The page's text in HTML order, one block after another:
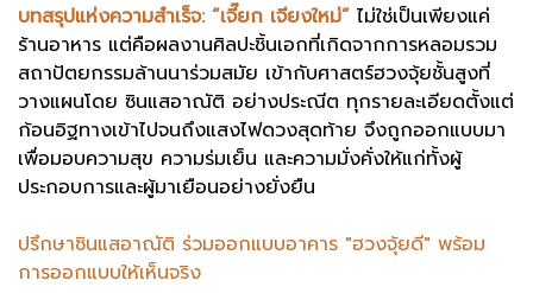
บทสรุปแห่งความสำเร็จ: “เจี๊ยก เจียงใหม่” ไม่ใช่เป็นเพียงแค่
ร้านอาหาร แต่คือผลงานศิลปะชิ้นเอกที่เกิดจากการหลอมรวม
สถาปัตยกรรมล้านนาร่วมสมัย เข้ากับศาสตร์ฮวงจุ้ยชั้นสูงที่
วางแผนโดย ซินแสอาณัติ อย่างประณีต ทุกรายละเอียดตั้งแต่
ก้อนอิฐทางเข้าไปจนถึงแสงไฟดวงสุดท้าย จึงถูกออกแบบมา
เพื่อมอบความสุข ความร่มเย็น และความมั่งคั่งให้แก่ทั้งผู้
ประกอบการและผู้มาเยือนอย่างยั่งยืน
ปรึกษาซินแสอาณัติ ร่วมออกแบบอาคาร "ฮวงจุ้ยดี" พร้อม
การออกแบบให้เห็นจริง